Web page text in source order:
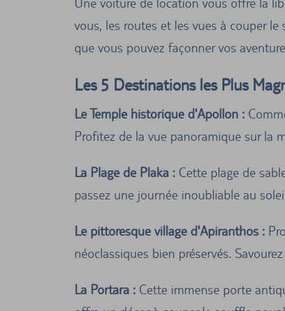
vous, les routes et les vues à couper
que vous pouvez façonner vos
Les 5 Destinations les Plus
Le Temple historique d'Apollon :
Profitez de la vue panoramique sur la
La Plage de Plaka : Cette plage de
passez une journée inoubliable au
Le pittoresque village d'Apiranthos :
néoclassiques bien préservés.
La Portara : Cette immense porte